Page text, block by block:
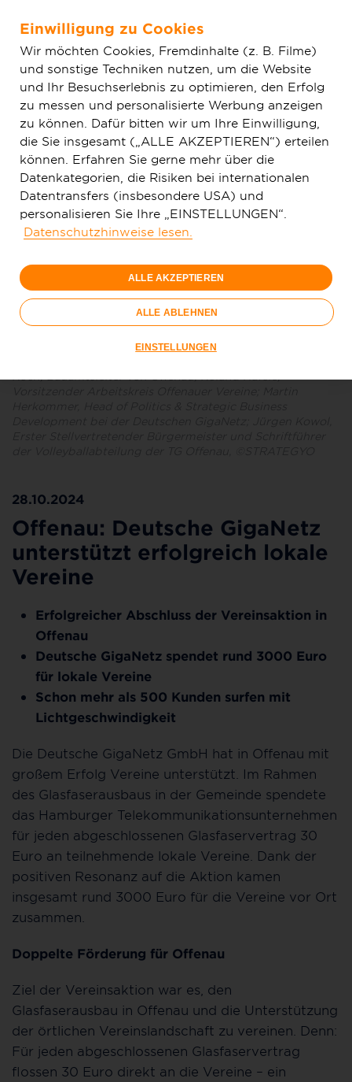
Zum Hauptinhalt springen
Aktuelles
GigaNetz unterstützt erfolgreich lokale Vereine
Elisabeth Vorobiev, Special Marketing B2C der Deutschen
28.10.2024
Offenau: Deutsche GigaNetz
unterstützt erfolgreich lokale
Vereine
Erfolgreicher Abschluss der Vereinsaktion in
Offenau
Deutsche GigaNetz spendet rund 3000 Euro
für lokale Vereine
Schon mehr als 500 Kunden surfen mit
Lichtgeschwindigkeit
Die Deutsche GigaNetz GmbH hat in Offenau mit
großem Erfolg Vereine unterstützt. Im Rahmen
des Glasfaserausbaus in der Gemeinde spendete
das Hamburger Telekommunikationsunternehmen
für jeden abgeschlossenen Glasfaservertrag 30
Euro an teilnehmende lokale Vereine. Dank der
positiven Resonanz auf die Aktion kamen
insgesamt rund 3000 Euro für die Vereine vor Ort
zusammen.
Doppelte Förderung für Offenau
Ziel der Vereinsaktion war es, den
Glasfaserausbau in Offenau und die Unterstützung
der örtlichen Vereinslandschaft zu vereinen. Denn:
Für jeden abgeschlossenen Glasfaservertrag
flossen 30 Euro direkt an die Vereine – ein
Einwilligung zu Cookies
Wir möchten Cookies, Fremdinhalte (z. B. Filme)
und sonstige Techniken nutzen, um die Website
und Ihr Besuchserlebnis zu optimieren, den Erfolg
zu messen und personalisierte Werbung anzeigen
zu können. Dafür bitten wir um Ihre Einwilligung,
die Sie insgesamt („ALLE AKZEPTIEREN“) erteilen
können. Erfahren Sie gerne mehr über die
Datenkategorien, die Risiken bei internationalen
Datentransfers (insbesondere USA) und
personalisieren Sie Ihre „EINSTELLUNGEN“.
Datenschutzhinweise lesen.
ALLE AKZEPTIEREN
ALLE ABLEHNEN
EINSTELLUNGEN